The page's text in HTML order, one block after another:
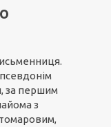
за першим
з